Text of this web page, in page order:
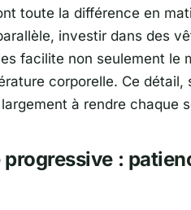
toute la différence en
investir dans des
facilite non seulement le
corporelle. Ce
à rendre chaque
progressive :